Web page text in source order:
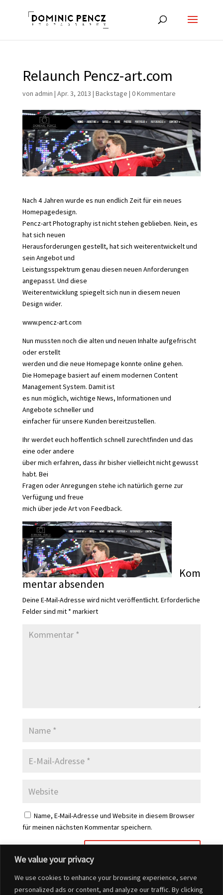
We value your privacy
We use cookies to enhance your browsing experience, serve
personalized ads or content, and analyze our traffic. By clicking
Relaunch Pencz-art.com
von admin | Apr. 3, 2013 | Backstage | 0 Kommentare
Nach 4 Jahren wurde es nun endlich Zeit für ein neues
Homepagedesign.
Pencz-art Photography ist nicht stehen geblieben. Nein, es
hat sich neuen
Herausforderungen gestellt, hat sich weiterentwickelt und
sein Angebot und
Leistungsspektrum genau diesen neuen Anforderungen
angepasst. Und diese
Weiterentwicklung spiegelt sich nun in diesem neuen
Design wider.
www.pencz-art.com
Nun mussten noch die alten und neuen Inhalte aufgefrischt
oder erstellt
werden und die neue Homepage konnte online gehen.
Die Homepage basiert auf einem modernen Content
Management System. Damit ist
es nun möglich, wichtige News, Informationen und
Angebote schneller und
einfacher für unsere Kunden bereitzustellen.
Ihr werdet euch hoffentlich schnell zurechtfinden und das
eine oder andere
über mich erfahren, dass ihr bisher vielleicht nicht gewusst
habt. Bei
Fragen oder Anregungen stehe ich natürlich gerne zur
Verfügung und freue
mich über jede Art von Feedback.
Kom
mentar absenden
Deine E-Mail-Adresse wird nicht veröffentlicht. Erforderliche
Felder sind mit * markiert
Name, E-Mail-Adresse und Website in diesem Browser
für meinen nächsten Kommentar speichern.